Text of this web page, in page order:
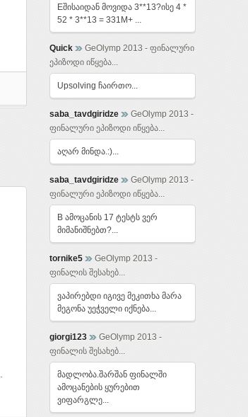
.
Eშისაიდან მოვიდა 3**13?ისე 4 *
52 * 3**13 = 331M+ ...
Quick
GeOlymp 2013 - ფინალური
ეპიზოდი იწყება...
Upsolving ჩაირთო...
saba_tavdgiridze
GeOlymp 2013 -
ფინალური ეპიზოდი იწყება...
აღარ მინდა.:)...
saba_tavdgiridze
GeOlymp 2013 -
ფინალური ეპიზოდი იწყება...
B ამოცანის 17 ტესტს ვერ
მიმანიშნებთ?...
tornike5
GeOlymp 2013 -
ფინალის შესახებ...
ვაპირებდი იგივე მეკითხა მარა
მეგონა უეჭველი იქნება...
giorgi123
GeOlymp 2013 -
ფინალის შესახებ...
მადლობა.შარშან ფინალში
ამოცანების ყურებით
ვიფარგლე...